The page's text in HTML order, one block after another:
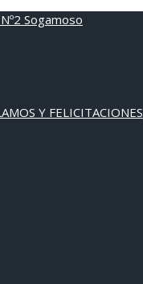
Y FELICITACIONES